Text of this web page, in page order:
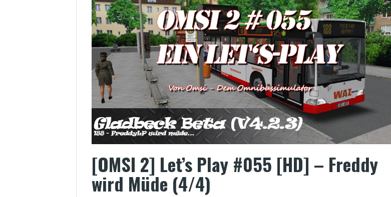
[OMSI 2] Let’s Play #055 [HD] – Freddy
wird Müde (4/4)